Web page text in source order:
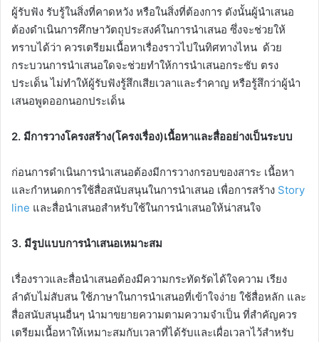
ผู้รับฟัง รับรู้ในสิ่งที่คาดหวัง หรือในสิ่งที่ต้องการ ดังนั้นผู้นำเสนอ
ต้องดำเนินการศึกษาวัตถุประสงค์ในการนำเสนอ ซึ่งจะช่วยให้
ทราบได้ว่า ควรเตรียมเนื้อหาเรื่องราวไปในทิศทางไหน ด้วย
กระบวนการนำเสนอใดจะช่วยทำให้การนำเสนอกระชับ ตรง
ประเด็น ไม่ทำให้ผู้รับฟังรู้สึกเสียเวลาและรำคาญ หรือรู้สึกว่าผู้นำ
เสนอพูดออกนอกประเด็น
2. มีการวางโครงสร้าง(โครงเรื่อง)เนื้อหาและสื่ออย่างเป็นระบบ
ก่อนการดำเนินการนำเสนอต้องมีการวางกรอบของสาระ เนื้อหา
และกำหนดการใช้สื่อสนับสนุนในการนำเสนอ เพื่อการสร้าง Story
line และสื่อนำเสนอสำหรับใช้ในการนำเสนอให้น่าสนใจ
3. มีรูปแบบการนำเสนอเหมาะสม
เรื่องราวและสื่อนำเสนอต้องมีความกระทัดรัดได้ใจความ เรียง
ลำดับไม่สับสน ใช้ภาษาในการนำเสนอที่เข้าใจง่าย ใช้สื่อหลัก และ
สื่อสนับสนุนอื่นๆ นำมาขยายความตามความจำเป็น ที่สำคัญควร
เตรียมเนื้อหาให้เหมาะสมกับเวลาที่ได้รับและเผื่อเวลาไว้สำหรับ